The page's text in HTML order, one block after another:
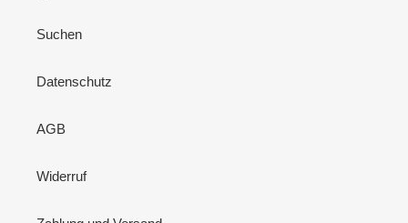
Suchen
Datenschutz
AGB
Widerruf